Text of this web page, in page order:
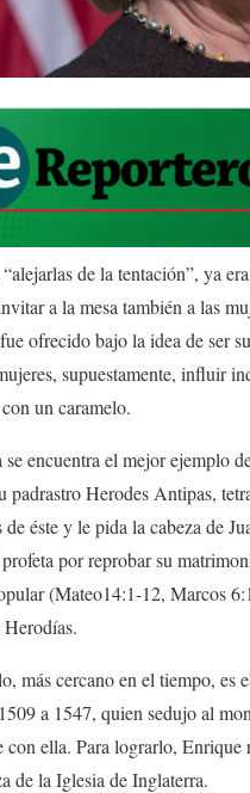
de la tentación”, ya
a la mesa también a las
ofrecido bajo la idea de ser
supuestamente, influir
un caramelo.
encuentra el mejor ejemplo
padrastro Herodes Antipas,
de éste y le pida la cabeza de
por reprobar su
(Mateo14:1-12, Marcos
más cercano en el tiempo,
a 1547, quien sedujo al
con ella. Para lograrlo,
de la Iglesia de Inglaterra.